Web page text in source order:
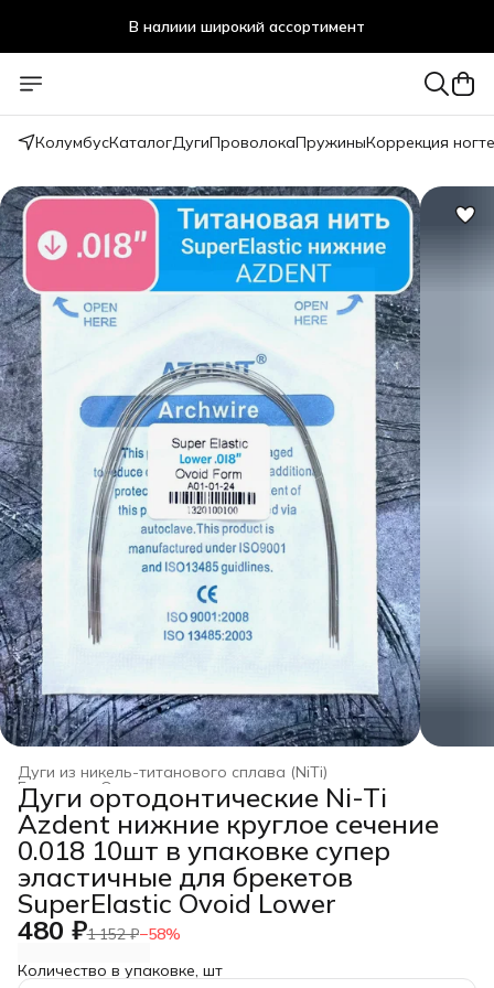
В налиии широкий ассортимент
Стоматологичечкие материалы оптом и в розницу
КолумбусКаталогДугиПроволокаПружиныКоррекция
Дуги из никель-титанового сплава (NiTi)
Ортодонтические дуги
Главная
Дуги ортодонтические Ni-Ti
Azdent нижние круглое сечение
0.018 10шт в упаковке супер
эластичные для брекетов
SuperElastic Ovoid Lower
480 ₽1 152 ₽−58%
Количество в упаковке, шт